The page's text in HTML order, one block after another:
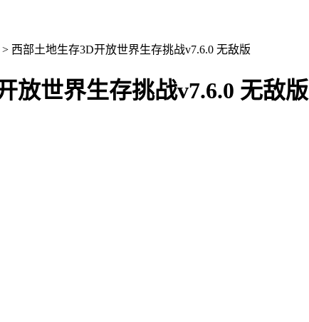
> 西部土地生存3D开放世界生存挑战v7.6.0 无敌版
放世界生存挑战v7.6.0 无敌版